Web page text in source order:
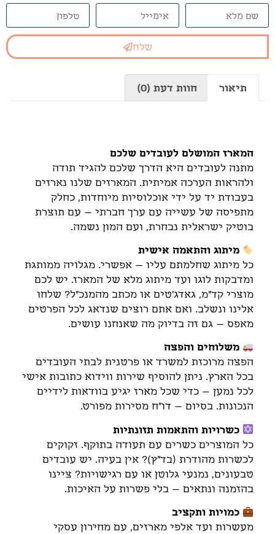
שלח
תיאור חוות דעת (0)
המארז המושלם לעובדים שלכם
מתנה לעובדים היא הדרך שלכם להגיד תודה
ולהראות הערכה אמיתית. המארזים שלנו נארזים
בעבודת יד על ידי אוכלוסיות מיוחדות, כחלק
מתפיסה של עשייה עם ערך חברתי – עם תוצרת
בוטיק ישראלית נבחרת, ועם המון נשמה.
מיתוג והתאמה אישית
כל מיתוג שחלמתם עליו – אפשרי. מגלויה ממותגת
ומדבקות לוגו ועד מיתוג מלא של המארז. יש לכם
מוצרי קד"מ, גאדג'טים או מכתב מהמנכ"ל? שלחו
אלינו ונשלב. ואם אתם רוצים שנדאג לכל הפרטים
מאפס – גם זה בדיוק מה שאנחנו עושים.
משלוחים והפצה
הפצה מרוכזת למשרד או פרטנית לבתי העובדים
בכל הארץ. ניתן להוסיף שירות ווידוא כתובות אישי
לכל נמען – כדי שכל מארז יגיע בוודאות לידיים
הנכונות. בסיום – דו"ח מסירות מפורט.
כשרויות והתאמות תזונתיות
כל המוצרים כשרים עם תעודה בתוקף. זקוקים
לכשרות מהודרת (בד"ץ)? אין בעיה. יש עובדים
טבעונים, נמנעי גלוטן או עם רגישויות? ציינו
בהזמנה ונתאים – בלי פשרות על האיכות.
כמויות ותקציב
מעשרות ועד אלפי מארזים, עם מחירון עסקי